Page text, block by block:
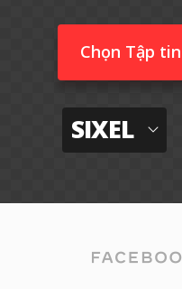
Chọn Tập tin
SIXEL